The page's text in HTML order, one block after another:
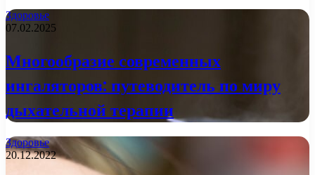
Здоровье
07.02.2025
Многообразие современных
ингаляторов: путеводитель по миру
дыхательной терапии
Здоровье
20.12.2022